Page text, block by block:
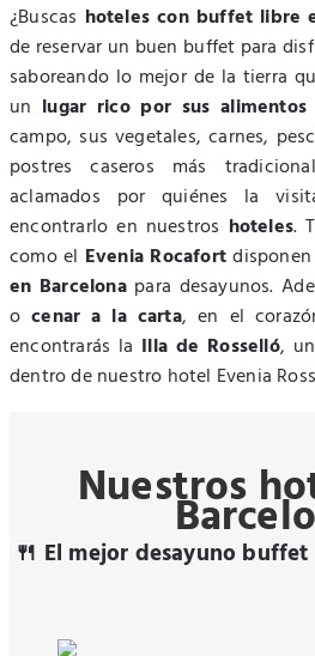
¿Buscas hoteles con buffet libre
de reservar un buen buffet para
saboreando lo mejor de la tierra
un lugar rico por sus alimentos
campo, sus vegetales, carnes,
postres caseros más
aclamados por quiénes la
encontrarlo en nuestros hoteles.
como el Evenia Rocafort
en Barcelonapara desayunos.
ocenar a la carta, en el
encontrarás la Illa de Rosselló,
dentro de nuestro hotel Evenia
Nuestros
🍴 El mejor desayuno